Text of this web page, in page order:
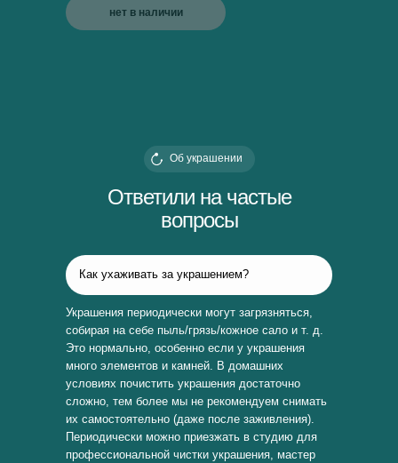
нет в наличии
Ответили на частые
вопросы
Об украшении
Как ухаживать за украшением?
Украшения периодически могут загрязняться,
собирая на себе пыль/грязь/кожное сало и т. д.
Это нормально, особенно если у украшения
много элементов и камней. В домашних
условиях почистить украшения достаточно
сложно, тем более мы не рекомендуем снимать
их самостоятельно (даже после заживления).
Периодически можно приезжать в студию для
профессиональной чистки украшения, мастер